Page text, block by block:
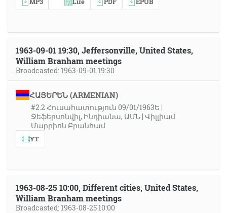
1963-09-01 19:30, Jeffersonville, United States,
William Branham meetings
Broadcasted: 1963-09-01 19:30
ՀԱՅԵՐԵՆ (ARMENIAN)
#2.2 Հուսահատություն 09/01/1963Ե |
Ջեֆերսոնվիլ, Ինդիանա, ԱՄՆ | Վիլլիամ
Մարրիոն Բրանհամ
YT
1963-08-25 10:00, Different cities, United States,
William Branham meetings
Broadcasted: 1963-08-25 10:00